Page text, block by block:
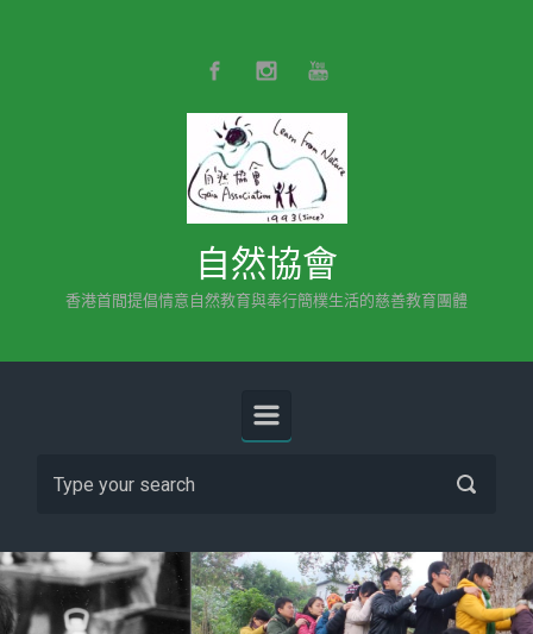
自然協會
香港首間提倡情意自然教育與奉行簡樸生活的慈善教育團體